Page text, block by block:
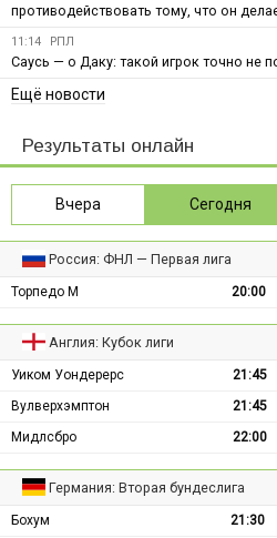
противодействовать тому, что он
11:14 РПЛ
Саусь — о Даку: такой игрок точно не
Ещё новости
Результаты онлайн
Вчера Сегодня
Россия: ФНЛ — Первая лига
Торпедо М 20:00
Англия: Кубок лиги
Уиком Уондерерс 21:45
Вулверхэмптон
21:45
Мидлсбро
22:00
Германия: Вторая бундеслига
Бохум 21:30